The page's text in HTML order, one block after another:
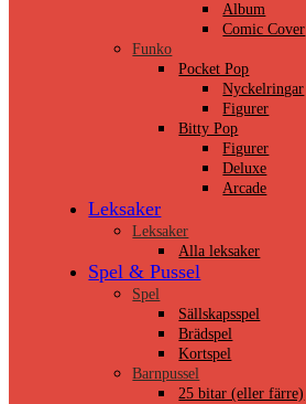
Album
Comic Cover
Funko
Pocket Pop
Nyckelringar
Figurer
Bitty Pop
Figurer
Deluxe
Arcade
Leksaker
Leksaker
Alla leksaker
Spel & Pussel
Spel
Sällskapsspel
Brädspel
Kortspel
Barnpussel
25 bitar (eller färre)